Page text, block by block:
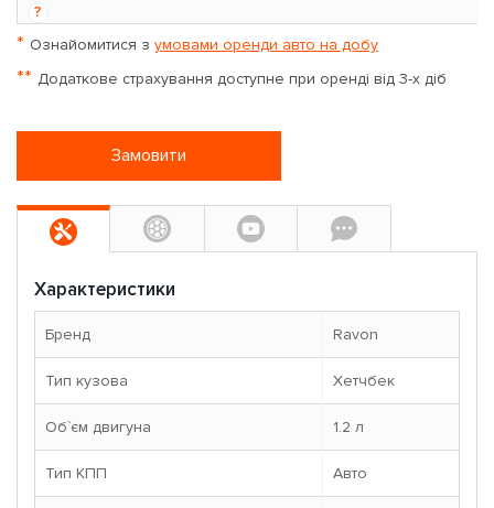
?
* Ознайомитися з умовами оренди авто на добу
** Додаткове страхування доступне при оренді від 3-х діб
Замовити
Характеристики
Бренд Ravon
Тип кузова Хетчбек
Об`єм двигуна 1.2 л
Тип КПП Авто